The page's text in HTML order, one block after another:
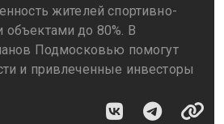
жителей спортивно-
до 80%. В
Подмосковью помогут
и привлеченные инвесторы